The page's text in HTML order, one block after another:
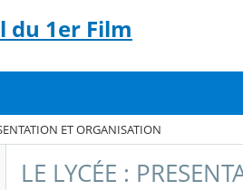
du 1er Film
ET ORGANISATION
LE LYCÉE :